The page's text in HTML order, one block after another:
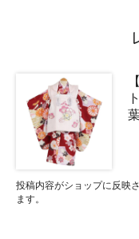
投稿内容がショップに反映
ます。